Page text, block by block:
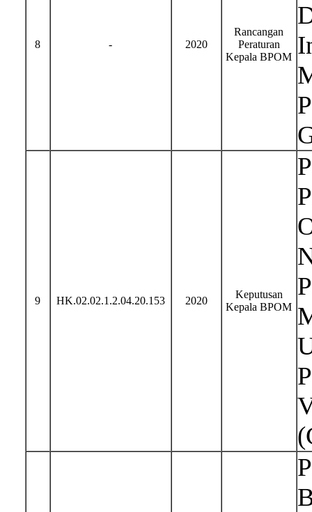
8 - 2020
Rancangan
Peraturan
Kepala BPOM
9 HK.02.02.1.2.04.20.153 2020
Keputusan
Kepala BPOM